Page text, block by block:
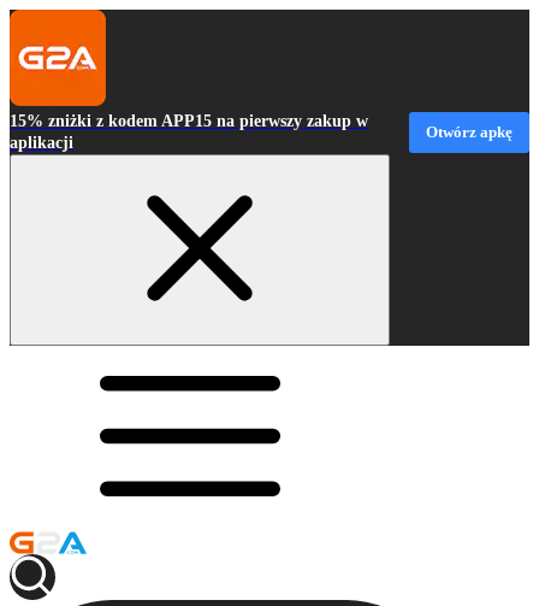
15% zniżki z kodem APP15 na pierwszy zakup w
aplikacji
Otwórz apkę